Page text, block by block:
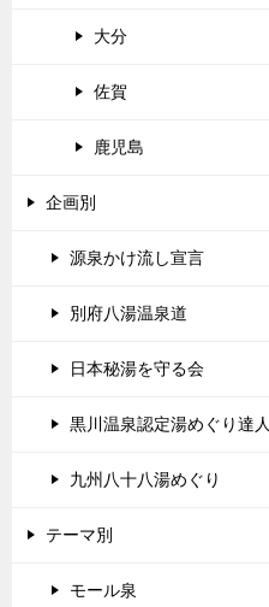
大分
佐賀
鹿児島
企画別
源泉かけ流し宣言
別府八湯温泉道
日本秘湯を守る会
黒川温泉認定湯めぐり達人
九州八十八湯めぐり
テーマ別
モール泉